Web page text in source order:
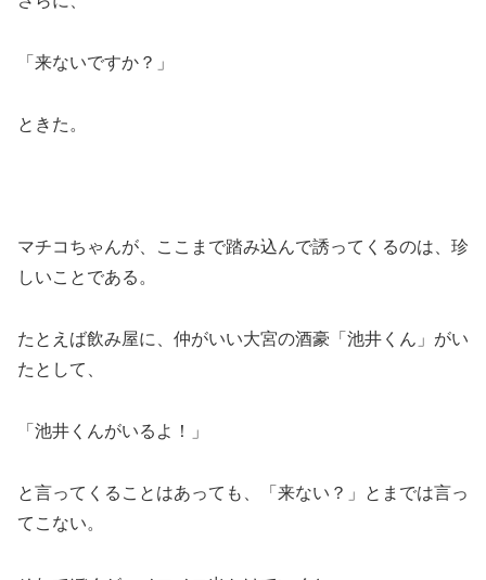
「来ないですか？」
ときた。
マチコちゃんが、ここまで踏み込んで誘ってくるのは、珍
しいことである。
たとえば飲み屋に、仲がいい大宮の酒豪「池井くん」がい
たとして、
「池井くんがいるよ！」
と言ってくることはあっても、「来ない？」とまでは言っ
てこない。